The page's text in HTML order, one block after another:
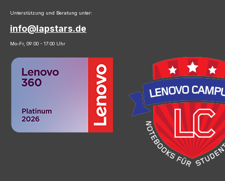
Unterstützung und Beratung unter:
info@lapstars.de
Mo-Fr, 09:00 - 17:00 Uhr